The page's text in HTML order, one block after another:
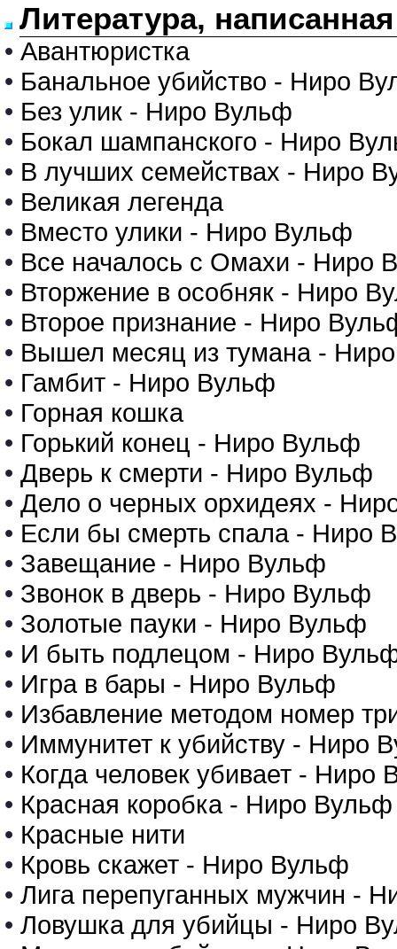
Литература,
• Авантюристка
• Банальное убийство - Ниро
• Без улик - Ниро Вульф
• Бокал шампанского - Ниро
• В лучших семействах - Ниро
• Великая легенда
• Вместо улики - Ниро Вульф
• Все началось с Омахи - Ниро
• Вторжение в особняк - Ниро
• Второе признание - Ниро
• Вышел месяц из тумана -
• Гамбит - Ниро Вульф
• Горная кошка
• Горький конец - Ниро Вульф
• Дверь к смерти - Ниро Вульф
• Дело о черных орхидеях -
• Если бы смерть спала - Ниро
• Завещание - Ниро Вульф
• Звонок в дверь - Ниро Вульф
• Золотые пауки - Ниро Вульф
• И быть подлецом - Ниро
• Игра в бары - Ниро Вульф
• Избавление методом номер
• Иммунитет к убийству - Ниро
• Когда человек убивает - Ниро
• Красная коробка - Ниро Вульф
• Красные нити
• Кровь скажет - Ниро Вульф
• Лига перепуганных мужчин -
• Ловушка для убийцы - Ниро